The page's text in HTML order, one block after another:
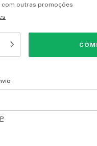
com outras promoções